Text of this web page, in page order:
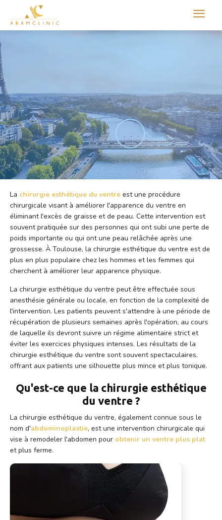
Aram international
La chirurgie esthétique du ventre est une procédure
chirurgicale visant à améliorer l'apparence du ventre en
éliminant l'excès de graisse et de peau. Cette intervention est
souvent pratiquée sur des personnes qui ont subi une perte de
poids importante ou qui ont une peau relâchée après une
grossesse. À Toulouse, la chirurgie esthétique du ventre est de
plus en plus populaire chez les hommes et les femmes qui
cherchent à améliorer leur apparence physique.
La chirurgie esthétique du ventre peut être effectuée sous
anesthésie générale ou locale, en fonction de la complexité de
l'intervention. Les patients peuvent s'attendre à une période de
récupération de plusieurs semaines après l'opération, au cours
de laquelle ils devront suivre un régime alimentaire strict et
éviter les exercices physiques intenses. Les résultats de la
chirurgie esthétique du ventre sont souvent spectaculaires,
offrant aux patients une silhouette plus mince et plus tonique.
Qu'est-ce que la chirurgie esthétique
du ventre ?
La chirurgie esthétique du ventre, également connue sous le
nom d'abdominoplastie, est une intervention chirurgicale qui
vise à remodeler l'abdomen pour obtenir un ventre plus plat
et plus ferme.